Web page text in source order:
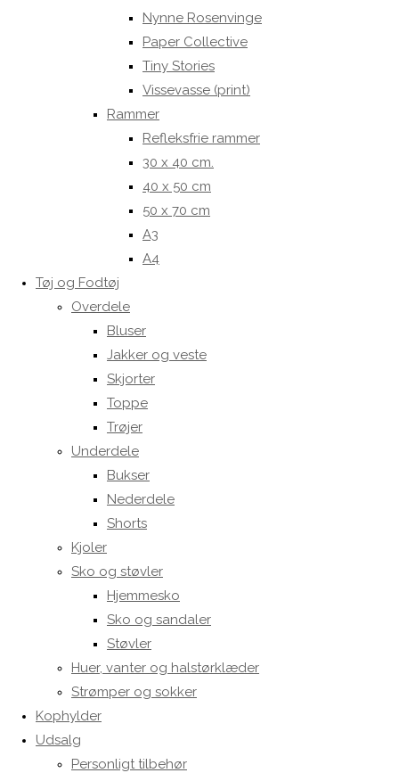
Nynne Rosenvinge
Paper Collective
Tiny Stories
Vissevasse (print)
Rammer
Refleksfrie rammer
30 x 40 cm.
40 x 50 cm
50 x 70 cm
A3
A4
Tøj og Fodtøj
Overdele
Bluser
Jakker og veste
Skjorter
Toppe
Trøjer
Underdele
Bukser
Nederdele
Shorts
Kjoler
Sko og støvler
Hjemmesko
Sko og sandaler
Støvler
Huer, vanter og halstørklæder
Strømper og sokker
Kophylder
Udsalg
Personligt tilbehør